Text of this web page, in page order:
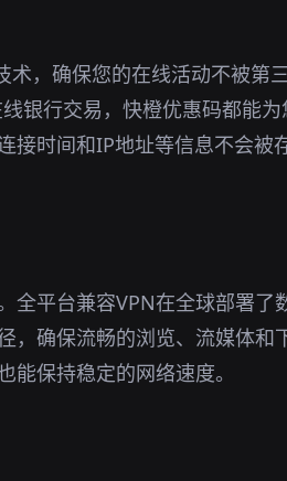
术，确保您的在线活动不被第
银行交易，快橙优惠码都能
接时间和IP地址等信息不会被
全平台兼容VPN在全球部署了
，确保流畅的浏览、流媒体和
保持稳定的网络速度。